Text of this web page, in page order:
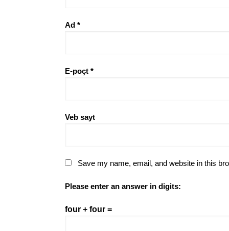
Ad *
E-poçt *
Veb sayt
Save my name, email, and website in this
Please enter an answer in digits:
four + four =